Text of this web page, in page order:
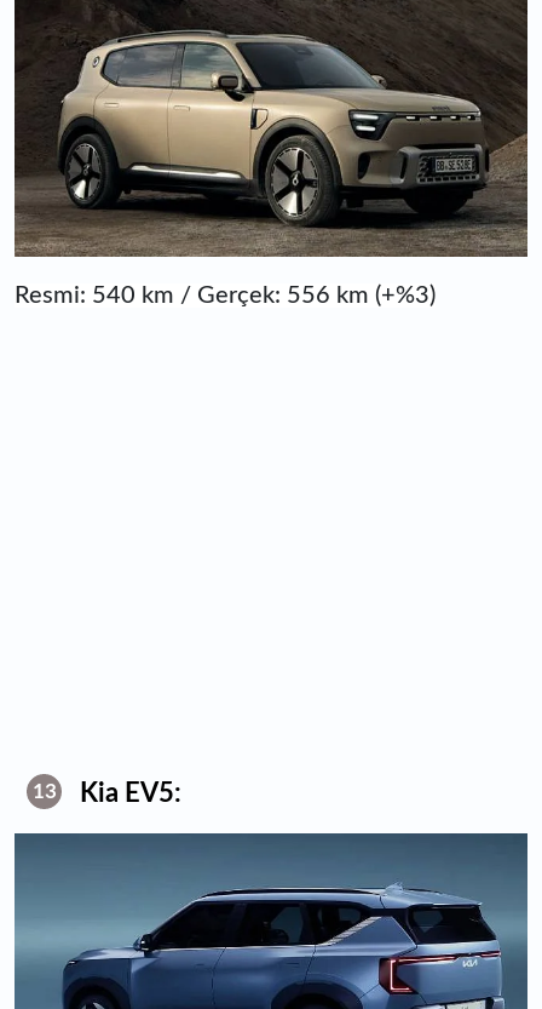
Resmi: 540 km / Gerçek: 556 km (+%3)
13 Kia EV5: